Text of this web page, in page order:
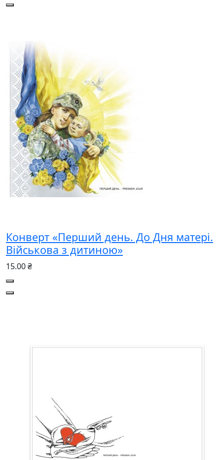
Конверт «Перший день. До Дня матері.
Військова з дитиною»
15.00 ₴